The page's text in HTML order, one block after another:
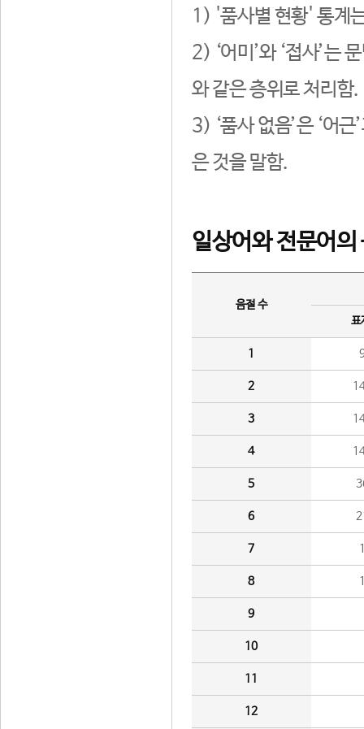
1) '품사별 현황' 통계
2) ‘어미’와 ‘접사’는
와 같은 층위로 처리함.
3) ‘품사 없음’은 ‘어
은 것을 말함.
일상어와 전문어의
음절 수
표
1
2
3
4
5
6
7
8
9
10
11
12